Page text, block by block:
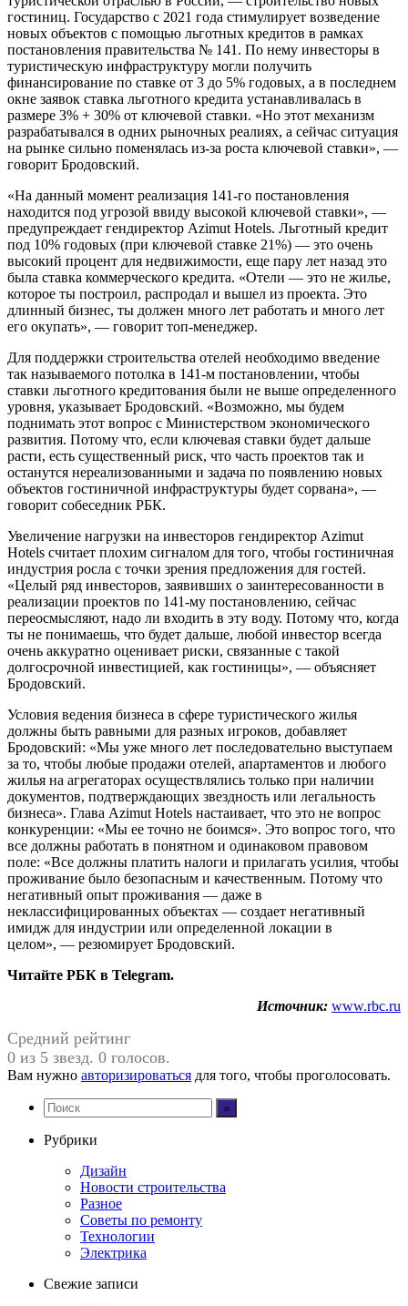
гостиниц. Государство с 2021 года стимулирует возведение
новых объектов с помощью льготных кредитов в рамках
постановления правительства № 141. По нему инвесторы в
туристическую инфраструктуру могли получить
финансирование по ставке от 3 до 5% годовых, а в последнем
окне заявок ставка льготного кредита устанавливалась в
размере 3% + 30% от ключевой ставки. «Но этот механизм
разрабатывался в одних рыночных реалиях, а сейчас ситуация
на рынке сильно поменялась из-за роста ключевой ставки», —
говорит Бродовский.
«На данный момент реализация 141-го постановления
находится под угрозой ввиду высокой ключевой ставки», —
предупреждает гендиректор Azimut Hotels. Льготный кредит
под 10% годовых (при ключевой ставке 21%) — это очень
высокий процент для недвижимости, еще пару лет назад это
была ставка коммерческого кредита. «Отели — это не жилье,
которое ты построил, распродал и вышел из проекта. Это
длинный бизнес, ты должен много лет работать и много лет
его окупать», — говорит топ-менеджер.
Для поддержки строительства отелей необходимо введение
так называемого потолка в 141-м постановлении, чтобы
ставки льготного кредитования были не выше определенного
уровня, указывает Бродовский. «Возможно, мы будем
поднимать этот вопрос с Министерством экономического
развития. Потому что, если ключевая ставки будет дальше
расти, есть существенный риск, что часть проектов так и
останутся нереализованными и задача по появлению новых
объектов гостиничной инфраструктуры будет сорвана», —
говорит собеседник РБК.
Увеличение нагрузки на инвесторов гендиректор Azimut
Hotels считает плохим сигналом для того, чтобы гостиничная
индустрия росла с точки зрения предложения для гостей.
«Целый ряд инвесторов, заявивших о заинтересованности в
реализации проектов по 141-му постановлению, сейчас
переосмысляют, надо ли входить в эту воду. Потому что, когда
ты не понимаешь, что будет дальше, любой инвестор всегда
очень аккуратно оценивает риски, связанные с такой
долгосрочной инвестицией, как гостиницы», — объясняет
Бродовский.
Условия ведения бизнеса в сфере туристического жилья
должны быть равными для разных игроков, добавляет
Бродовский: «Мы уже много лет последовательно выступаем
за то, чтобы любые продажи отелей, апартаментов и любого
жилья на агрегаторах осуществлялись только при наличии
документов, подтверждающих звездность или легальность
бизнеса». Глава Azimut Hotels настаивает, что это не вопрос
конкуренции: «Мы ее точно не боимся». Это вопрос того, что
все должны работать в понятном и одинаковом правовом
поле: «Все должны платить налоги и прилагать усилия, чтобы
проживание было безопасным и качественным. Потому что
негативный опыт проживания — даже в
неклассифицированных объектах — создает негативный
имидж для индустрии или определенной локации в
целом», — резюмирует Бродовский.
Читайте РБК в Telegram.
Источник: www.rbc.ru
Средний рейтинг
0 из 5 звезд. 0 голосов.
Вам нужно авторизироваться для того, чтобы проголосовать.
Рубрики
Дизайн
Новости строительства
Разное
Советы по ремонту
Технологии
Электрика
Свежие записи